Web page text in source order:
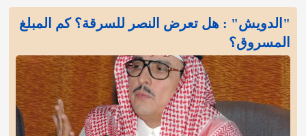
"الدويش" : هل تعرض النصر للسرقة؟ كم المبلغ
المسروق؟